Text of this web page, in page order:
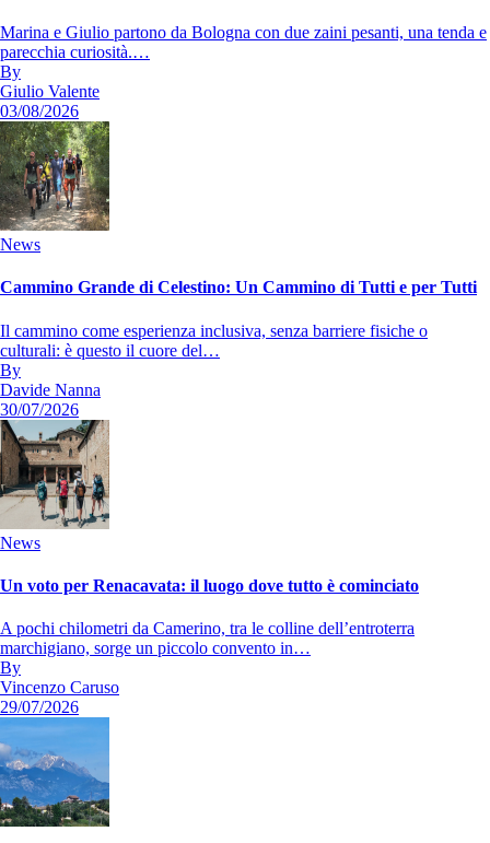
Marina e Giulio partono da Bologna con due zaini pesanti, una tenda e
parecchia curiosità.…
By
Giulio Valente
03/08/2026
News
Cammino Grande di Celestino: Un Cammino di Tutti e per Tutti
Il cammino come esperienza inclusiva, senza barriere fisiche o
culturali: è questo il cuore del…
By
Davide Nanna
30/07/2026
News
Un voto per Renacavata: il luogo dove tutto è cominciato
A pochi chilometri da Camerino, tra le colline dell’entroterra
marchigiano, sorge un piccolo convento in…
By
Vincenzo Caruso
29/07/2026